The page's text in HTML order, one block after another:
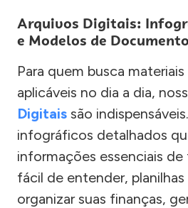
Arquivos Digitais:
e Modelos de
Para quem busca
aplicáveis no dia a dia,
Digitais são
infográficos detalhados
informações essenciais de
fácil de entender, planilhas
organizar suas finanças,